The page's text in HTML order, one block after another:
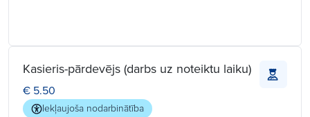
Kasieris-pārdevējs (darbs uz noteiktu laiku)
€ 5.50
Iekļaujoša nodarbinātība